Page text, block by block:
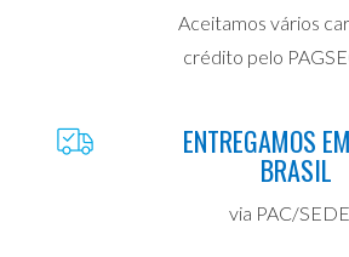
Aceitamos vários
crédito pelo
ENTREGAMOS
BRASIL
via PAC/